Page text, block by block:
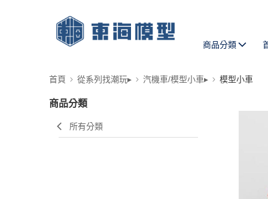
商品分類
首頁 從系列找潮玩▸ 汽機車/模型小車▸ 模型小車
商品分類
所有分類